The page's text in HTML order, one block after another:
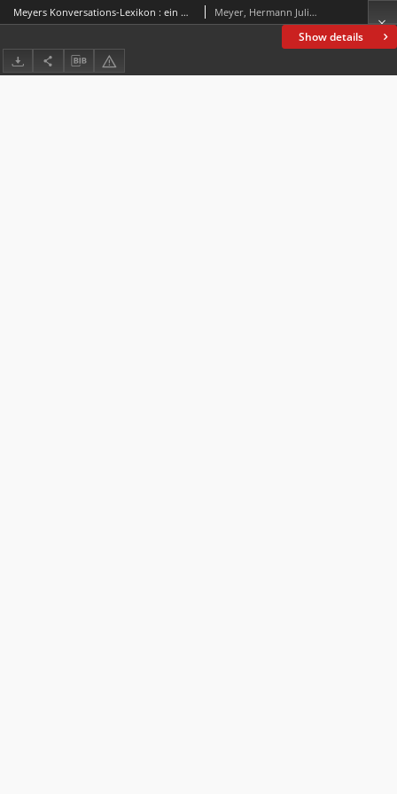
Show details
Meyers Konversations-Lexikon : ein Nachschlagewerk des allgemeinen Wissens Meyer, Hermann Julius (1826-1909)